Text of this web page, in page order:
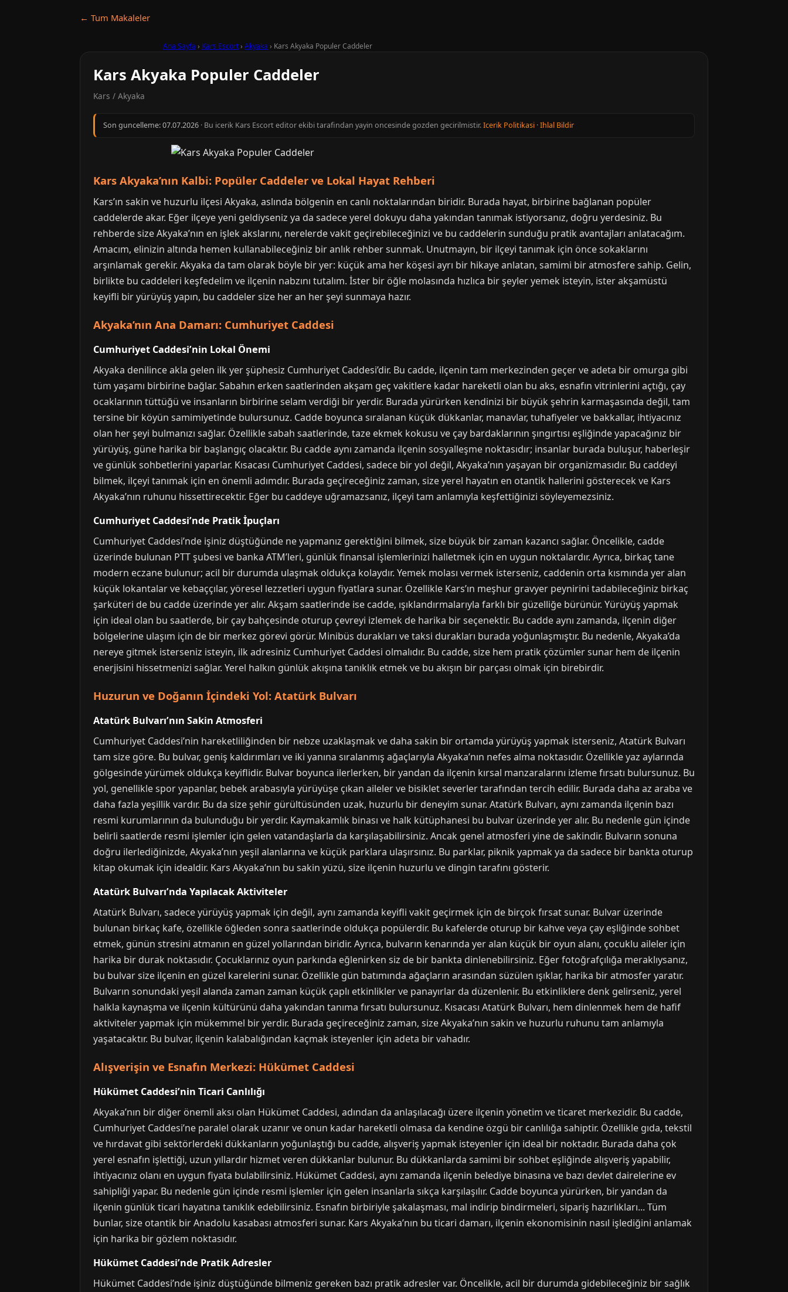
← Tum Makaleler
Ana Sayfa › Kars Escort› Akyaka › Kars Akyaka Populer Caddeler
Kars Akyaka Populer Caddeler
Kars / Akyaka
Son guncelleme:07.07.2026 · Bu icerik Kars Escort editor ekibi tarafindan yayin oncesinde gozden gecirilmistir.Icerik Politikasi ·Ihlal Bildir
Kars Akyaka’nın Kalbi: Popüler Caddeler ve Lokal Hayat Rehberi
Kars’ın sakin ve huzurlu ilçesi Akyaka, aslında bölgenin en canlı noktalarından biridir. Burada hayat, birbirine bağlanan popüler
caddelerde akar. Eğer ilçeye yeni geldiyseniz ya da sadece yerel dokuyu daha yakından tanımak istiyorsanız, doğru yerdesiniz. Bu
rehberde size Akyaka’nın en işlek akslarını, nerelerde vakit geçirebileceğinizi ve bu caddelerin sunduğu pratik avantajları anlatacağım.
Amacım, elinizin altında hemen kullanabileceğiniz bir anlık rehber sunmak. Unutmayın, bir ilçeyi tanımak için önce sokaklarını
arşınlamak gerekir. Akyaka da tam olarak böyle bir yer: küçük ama her köşesi ayrı bir hikaye anlatan, samimi bir atmosfere sahip. Gelin,
birlikte bu caddeleri keşfedelim ve ilçenin nabzını tutalım. İster bir öğle molasında hızlıca bir şeyler yemek isteyin, ister akşamüstü
keyifli bir yürüyüş yapın, bu caddeler size her an her şeyi sunmaya hazır.
Akyaka’nın Ana Damarı: Cumhuriyet Caddesi
Cumhuriyet Caddesi’nin Lokal Önemi
Akyaka denilince akla gelen ilk yer şüphesiz Cumhuriyet Caddesi’dir. Bu cadde, ilçenin tam merkezinden geçer ve adeta bir omurga gibi
tüm yaşamı birbirine bağlar. Sabahın erken saatlerinden akşam geç vakitlere kadar hareketli olan bu aks, esnafın vitrinlerini açtığı, çay
ocaklarının tüttüğü ve insanların birbirine selam verdiği bir yerdir. Burada yürürken kendinizi bir büyük şehrin karmaşasında değil, tam
tersine bir köyün samimiyetinde bulursunuz. Cadde boyunca sıralanan küçük dükkanlar, manavlar, tuhafiyeler ve bakkallar, ihtiyacınız
olan her şeyi bulmanızı sağlar. Özellikle sabah saatlerinde, taze ekmek kokusu ve çay bardaklarının şıngırtısı eşliğinde yapacağınız bir
yürüyüş, güne harika bir başlangıç olacaktır. Bu cadde aynı zamanda ilçenin sosyalleşme noktasıdır; insanlar burada buluşur, haberleşir
ve günlük sohbetlerini yaparlar. Kısacası Cumhuriyet Caddesi, sadece bir yol değil, Akyaka’nın yaşayan bir organizmasıdır. Bu caddeyi
bilmek, ilçeyi tanımak için en önemli adımdır. Burada geçireceğiniz zaman, size yerel hayatın en otantik hallerini gösterecek ve Kars
Akyaka’nın ruhunu hissettirecektir. Eğer bu caddeye uğramazsanız, ilçeyi tam anlamıyla keşfettiğinizi söyleyemezsiniz.
Cumhuriyet Caddesi’nde Pratik İpuçları
Cumhuriyet Caddesi’nde işiniz düştüğünde ne yapmanız gerektiğini bilmek, size büyük bir zaman kazancı sağlar. Öncelikle, cadde
üzerinde bulunan PTT şubesi ve banka ATM’leri, günlük finansal işlemlerinizi halletmek için en uygun noktalardır. Ayrıca, birkaç tane
modern eczane bulunur; acil bir durumda ulaşmak oldukça kolaydır. Yemek molası vermek isterseniz, caddenin orta kısmında yer alan
küçük lokantalar ve kebaççılar, yöresel lezzetleri uygun fiyatlara sunar. Özellikle Kars’ın meşhur gravyer peynirini tadabileceğiniz birkaç
şarküteri de bu cadde üzerinde yer alır. Akşam saatlerinde ise cadde, ışıklandırmalarıyla farklı bir güzelliğe bürünür. Yürüyüş yapmak
için ideal olan bu saatlerde, bir çay bahçesinde oturup çevreyi izlemek de harika bir seçenektir. Bu cadde aynı zamanda, ilçenin diğer
bölgelerine ulaşım için de bir merkez görevi görür. Minibüs durakları ve taksi durakları burada yoğunlaşmıştır. Bu nedenle, Akyaka’da
nereye gitmek isterseniz isteyin, ilk adresiniz Cumhuriyet Caddesi olmalıdır. Bu cadde, size hem pratik çözümler sunar hem de ilçenin
enerjisini hissetmenizi sağlar. Yerel halkın günlük akışına tanıklık etmek ve bu akışın bir parçası olmak için birebirdir.
Huzurun ve Doğanın İçindeki Yol: Atatürk Bulvarı
Atatürk Bulvarı’nın Sakin Atmosferi
Cumhuriyet Caddesi’nin hareketliliğinden bir nebze uzaklaşmak ve daha sakin bir ortamda yürüyüş yapmak isterseniz, Atatürk Bulvarı
tam size göre. Bu bulvar, geniş kaldırımları ve iki yanına sıralanmış ağaçlarıyla Akyaka’nın nefes alma noktasıdır. Özellikle yaz aylarında
gölgesinde yürümek oldukça keyiflidir. Bulvar boyunca ilerlerken, bir yandan da ilçenin kırsal manzaralarını izleme fırsatı bulursunuz. Bu
yol, genellikle spor yapanlar, bebek arabasıyla yürüyüşe çıkan aileler ve bisiklet severler tarafından tercih edilir. Burada daha az araba ve
daha fazla yeşillik vardır. Bu da size şehir gürültüsünden uzak, huzurlu bir deneyim sunar. Atatürk Bulvarı, aynı zamanda ilçenin bazı
resmi kurumlarının da bulunduğu bir yerdir. Kaymakamlık binası ve halk kütüphanesi bu bulvar üzerinde yer alır. Bu nedenle gün içinde
belirli saatlerde resmi işlemler için gelen vatandaşlarla da karşılaşabilirsiniz. Ancak genel atmosferi yine de sakindir. Bulvarın sonuna
doğru ilerlediğinizde, Akyaka’nın yeşil alanlarına ve küçük parklara ulaşırsınız. Bu parklar, piknik yapmak ya da sadece bir bankta oturup
kitap okumak için idealdir. Kars Akyaka’nın bu sakin yüzü, size ilçenin huzurlu ve dingin tarafını gösterir.
Atatürk Bulvarı’nda Yapılacak Aktiviteler
Atatürk Bulvarı, sadece yürüyüş yapmak için değil, aynı zamanda keyifli vakit geçirmek için de birçok fırsat sunar. Bulvar üzerinde
bulunan birkaç kafe, özellikle öğleden sonra saatlerinde oldukça popülerdir. Bu kafelerde oturup bir kahve veya çay eşliğinde sohbet
etmek, günün stresini atmanın en güzel yollarından biridir. Ayrıca, bulvarın kenarında yer alan küçük bir oyun alanı, çocuklu aileler için
harika bir durak noktasıdır. Çocuklarınız oyun parkında eğlenirken siz de bir bankta dinlenebilirsiniz. Eğer fotoğrafçılığa meraklıysanız,
bu bulvar size ilçenin en güzel karelerini sunar. Özellikle gün batımında ağaçların arasından süzülen ışıklar, harika bir atmosfer yaratır.
Bulvarın sonundaki yeşil alanda zaman zaman küçük çaplı etkinlikler ve panayırlar da düzenlenir. Bu etkinliklere denk gelirseniz, yerel
halkla kaynaşma ve ilçenin kültürünü daha yakından tanıma fırsatı bulursunuz. Kısacası Atatürk Bulvarı, hem dinlenmek hem de hafif
aktiviteler yapmak için mükemmel bir yerdir. Burada geçireceğiniz zaman, size Akyaka’nın sakin ve huzurlu ruhunu tam anlamıyla
yaşatacaktır. Bu bulvar, ilçenin kalabalığından kaçmak isteyenler için adeta bir vahadır.
Alışverişin ve Esnafın Merkezi: Hükümet Caddesi
Hükümet Caddesi’nin Ticari Canlılığı
Akyaka’nın bir diğer önemli aksı olan Hükümet Caddesi, adından da anlaşılacağı üzere ilçenin yönetim ve ticaret merkezidir. Bu cadde,
Cumhuriyet Caddesi’ne paralel olarak uzanır ve onun kadar hareketli olmasa da kendine özgü bir canlılığa sahiptir. Özellikle gıda, tekstil
ve hırdavat gibi sektörlerdeki dükkanların yoğunlaştığı bu cadde, alışveriş yapmak isteyenler için ideal bir noktadır. Burada daha çok
yerel esnafın işlettiği, uzun yıllardır hizmet veren dükkanlar bulunur. Bu dükkanlarda samimi bir sohbet eşliğinde alışveriş yapabilir,
ihtiyacınız olanı en uygun fiyata bulabilirsiniz. Hükümet Caddesi, aynı zamanda ilçenin belediye binasına ve bazı devlet dairelerine ev
sahipliği yapar. Bu nedenle gün içinde resmi işlemler için gelen insanlarla sıkça karşılaşılır. Cadde boyunca yürürken, bir yandan da
ilçenin günlük ticari hayatına tanıklık edebilirsiniz. Esnafın birbiriyle şakalaşması, mal indirip bindirmeleri, sipariş hazırlıkları... Tüm
bunlar, size otantik bir Anadolu kasabası atmosferi sunar. Kars Akyaka’nın bu ticari damarı, ilçenin ekonomisinin nasıl işlediğini anlamak
için harika bir gözlem noktasıdır.
Hükümet Caddesi’nde Pratik Adresler
Hükümet Caddesi’nde işiniz düştüğünde bilmeniz gereken bazı pratik adresler var. Öncelikle, acil bir durumda gidebileceğiniz bir sağlık